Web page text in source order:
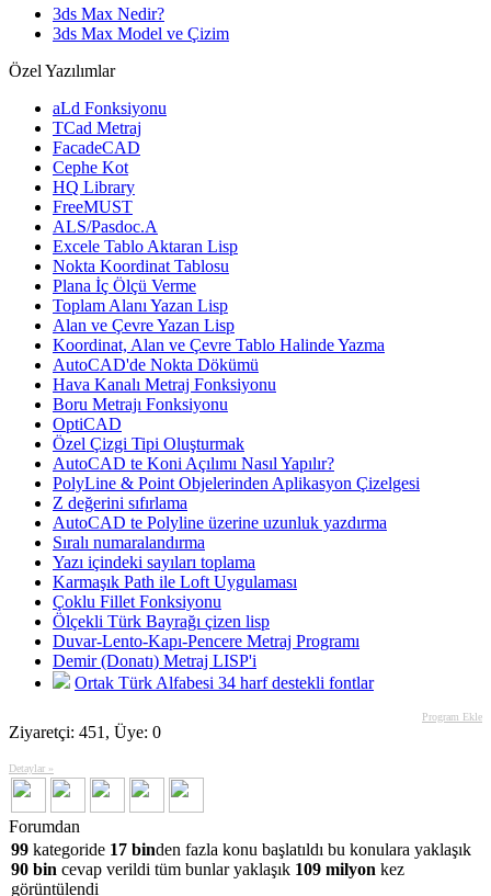
3ds Max Nedir?
3ds Max Model ve Çizim
Özel Yazılımlar
aLd Fonksiyonu
TCad Metraj
FacadeCAD
Cephe Kot
HQ Library
FreeMUST
ALS/Pasdoc.A
Excele Tablo Aktaran Lisp
Nokta Koordinat Tablosu
Plana İç Ölçü Verme
Toplam Alanı Yazan Lisp
Alan ve Çevre Yazan Lisp
Koordinat, Alan ve Çevre Tablo Halinde Yazma
AutoCAD'de Nokta Dökümü
Hava Kanalı Metraj Fonksiyonu
Boru Metrajı Fonksiyonu
OptiCAD
Özel Çizgi Tipi Oluşturmak
AutoCAD te Koni Açılımı Nasıl Yapılır?
PolyLine & Point Objelerinden Aplikasyon Çizelgesi
Z değerini sıfırlama
AutoCAD te Polyline üzerine uzunluk yazdırma
Sıralı numaralandırma
Yazı içindeki sayıları toplama
Karmaşık Path ile Loft Uygulaması
Çoklu Fillet Fonksiyonu
Ölçekli Türk Bayrağı çizen lisp
Duvar-Lento-Kapı-Pencere Metraj Programı
Demir (Donatı) Metraj LISP'i
Ortak Türk Alfabesi 34 harf destekli fontlar
Program Ekle
Ziyaretçi: 451, Üye: 0
Detaylar »
Forumdan
99 kategoride 17 binden fazla konu başlatıldı bu konulara yaklaşık
90 bin cevap verildi tüm bunlar yaklaşık 109 milyon kez
görüntülendi